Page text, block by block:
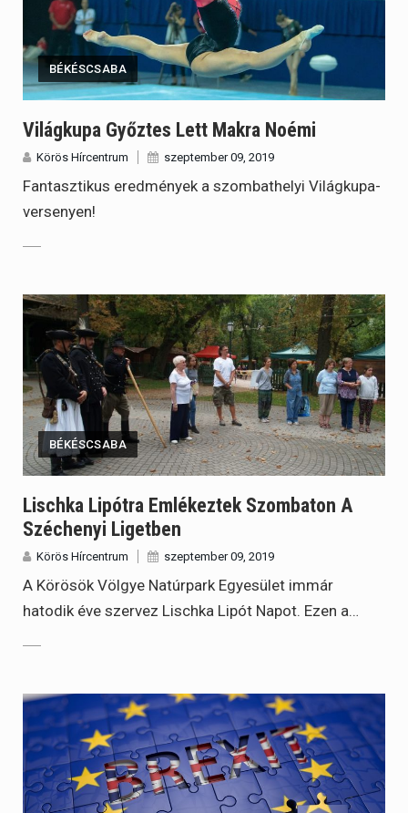
BÉKÉSCSABA
Világkupa Győztes Lett Makra Noémi
Körös Hírcentrum szeptember 09, 2019
Fantasztikus eredmények a szombathelyi Világkupa-
versenyen!
BÉKÉSCSABA
Lischka Lipótra Emlékeztek Szombaton A
Széchenyi Ligetben
Körös Hírcentrum szeptember 09, 2019
A Körösök Völgye Natúrpark Egyesület immár
hatodik éve szervez Lischka Lipót Napot. Ezen a…